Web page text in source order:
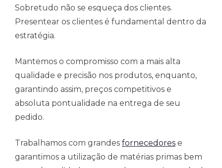
Sobretudo não se esqueça dos clientes.
Presentear os clientes é fundamental dentro da
estratégia.
Mantemos o compromisso com a mais alta
qualidade e precisão nos produtos, enquanto,
garantindo assim, preços competitivos e
absoluta pontualidade na entrega de seu
pedido.
Trabalhamos com grandes fornecedores e
garantimos a utilização de matérias primas bem